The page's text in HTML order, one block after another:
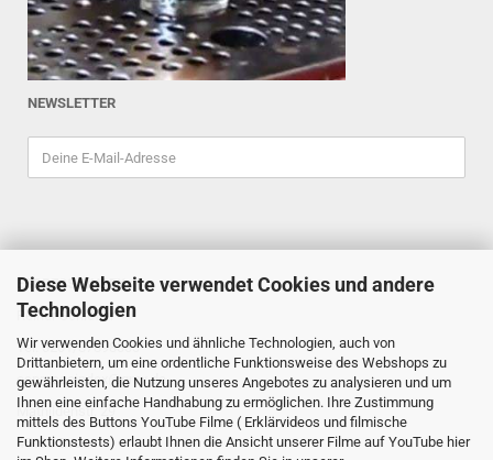
Diese Webseite verwendet Cookies und andere
Technologien
Wir verwenden Cookies und ähnliche Technologien, auch von
Drittanbietern, um eine ordentliche Funktionsweise des Webshops zu
gewährleisten, die Nutzung unseres Angebotes zu analysieren und um
Ihnen eine einfache Handhabung zu ermöglichen. Ihre Zustimmung
mittels des Buttons YouTube Filme ( Erklärvideos und filmische
Funktionstests) erlaubt Ihnen die Ansicht unserer Filme auf YouTube hier
NEWSLETTER
ESPRESSOINDEX
Reiner Schiefler
Tel. 0201/87898333
espressoindex @gmx.de
Mathildenstr. 29
45130 Essen